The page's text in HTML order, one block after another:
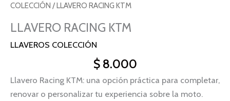
COLECCIÓN / LLAVERO RACING KTM
LLAVERO RACING KTM
LLAVEROS COLECCIÓN
$8.000
Llavero Racing KTM: una opción práctica para completar,
renovar o personalizar tu experiencia sobre la moto.